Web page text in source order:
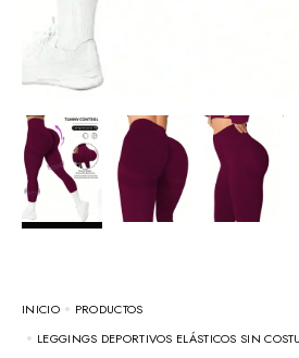
INICIO
PRODUCTOS
LEGGINGS DEPORTIVOS ELÁSTICOS SIN